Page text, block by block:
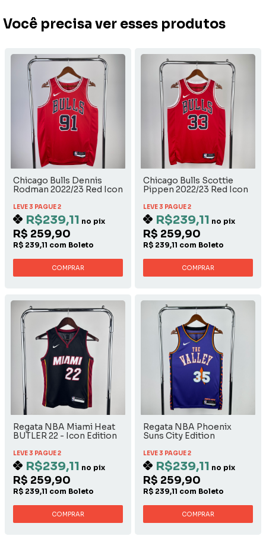
Você precisa ver esses produtos
Chicago Bulls Dennis
Rodman 2022/23 Red Icon
LEVE 3 PAGUE 2
R$239,11 no pix
R$ 259,90
R$ 239,11 com Boleto
COMPRAR
Chicago Bulls Scottie
Pippen 2022/23 Red Icon
LEVE 3 PAGUE 2
R$239,11 no pix
R$ 259,90
R$ 239,11 com Boleto
COMPRAR
Regata NBA Miami Heat
BUTLER 22 - Icon Edition
LEVE 3 PAGUE 2
R$239,11 no pix
R$ 259,90
R$ 239,11 com Boleto
COMPRAR
Regata NBA Phoenix
Suns City Edition
LEVE 3 PAGUE 2
R$239,11 no pix
R$ 259,90
R$ 239,11 com Boleto
COMPRAR